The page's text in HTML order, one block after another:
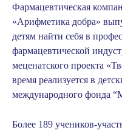
Фармацевтическая
«Арифметика добра»
детям найти себя в
фармацевтической
меценатского проекта
время реализуется в
международного фонда
Более 189 учеников-